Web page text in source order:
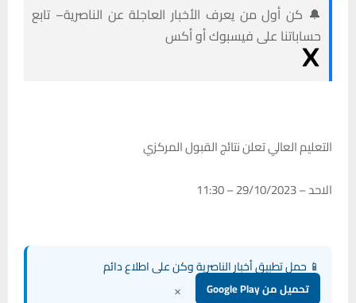
🔔 كن أول من يعرف الأخبار العاجلة عن الناصرية– تابع
حساباتنا على فيسبوك أو أكس
التعليم العالي تعلن نتائج القبول المركزي
الاحد – 29/10/2023 – 11:30
📱 حمل تطبيق أخبار الناصرية وكن على اطلاع دائم
تحميل من Google Play ×